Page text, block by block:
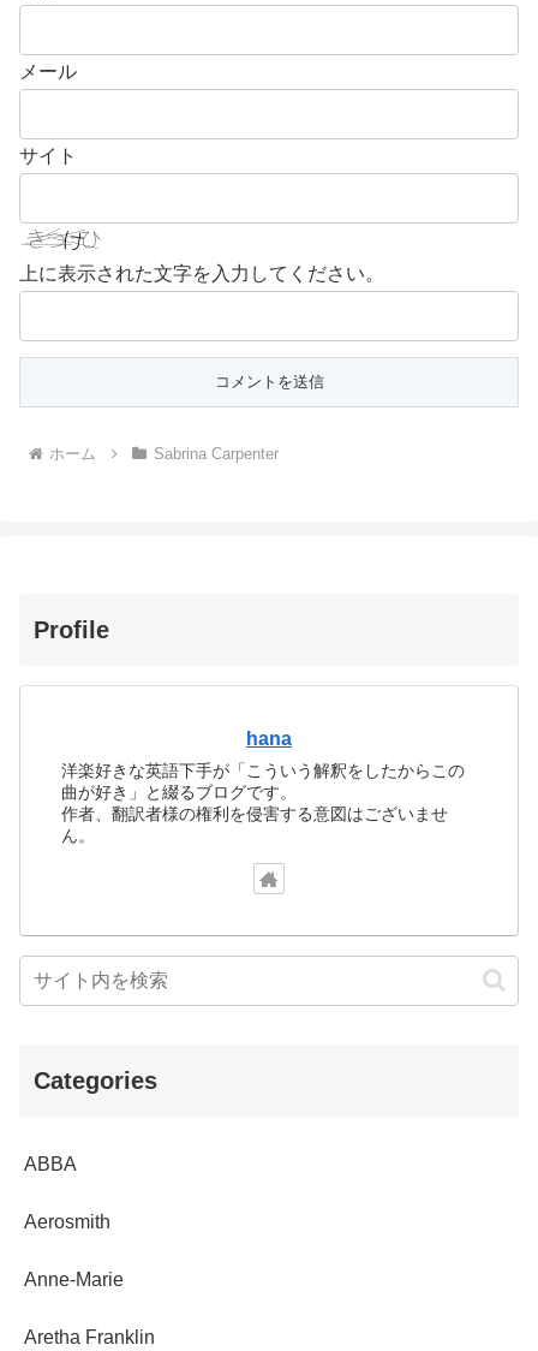
メール
サイト
上に表示された文字を入力してください。
ホーム Sabrina Carpenter
Profile
hana
洋楽好きな英語下手が「こういう解釈をしたからこの
曲が好き」と綴るブログです。
作者、翻訳者様の権利を侵害する意図はございませ
ん。
Categories
ABBA
Aerosmith
Anne-Marie
Aretha Franklin